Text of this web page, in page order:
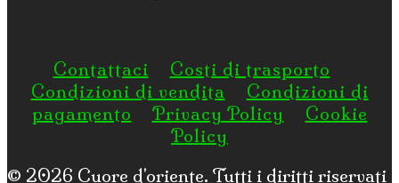
Contattaci
Costi di trasporto
Condizioni di vendita
Condizioni di
pagamento
Privacy Policy
Cookie
Policy
© 2026 Cuore d'oriente. Tutti i diritti riservati